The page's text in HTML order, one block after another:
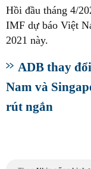
Hồi đầu tháng 4/
IMF dự báo Việt
2021 này.
ADB thay
Nam và
rút ngắn